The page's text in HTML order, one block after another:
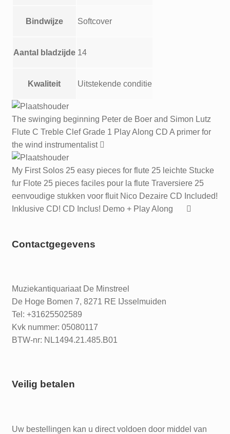
Bindwijze Softcover
Aantal bladzijde 14
Kwaliteit Uitstekende conditie
The swinging beginning Peter de Boer and Simon Lutz
Flute C Treble Clef Grade 1 Play Along CD A primer for
the wind instrumentalist
My First Solos 25 easy pieces for flute 25 leichte Stucke
fur Flote 25 pieces faciles pour la flute Traversiere 25
eenvoudige stukken voor fluit Nico Dezaire CD Included!
Inklusive CD! CD Inclus! Demo + Play Along
Contactgegevens
Muziekantiquariaat De Minstreel
De Hoge Bomen 7, 8271 RE IJsselmuiden
Tel: +31625502589
Kvk nummer: 05080117
BTW-nr: NL1494.21.485.B01
Veilig betalen
Uw bestellingen kan u direct voldoen door middel van